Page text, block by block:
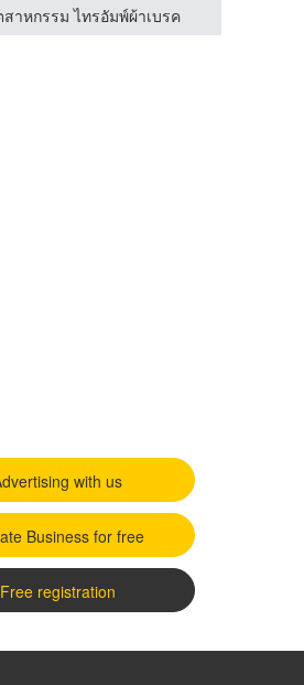
สาหกรรม ไทรอัมพ์ผ้าเบรค
with us
Business for free
Free registration